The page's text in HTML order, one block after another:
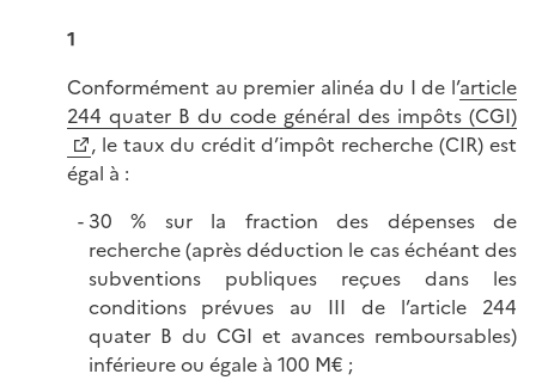
1
Conformément au premier alinéa du I de l’article
244 quater B du code général des impôts (CGI)
, le taux du crédit d’impôt recherche (CIR) est
égal à :
30 % sur la fraction des dépenses de
recherche (après déduction le cas échéant des
subventions publiques reçues dans les
conditions prévues au III de l’article 244
quater B du CGI et avances remboursables)
inférieure ou égale à 100 M€ ;